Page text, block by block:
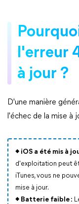
l'erreur
à jour ?
D'une manière
l'échec de la mise à
◆ iOS a été mis à
d'exploitation peut
iTunes, vous ne
mise à jour.
◆ Batterie faible :